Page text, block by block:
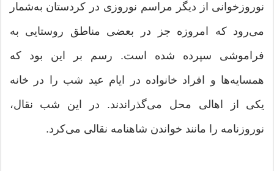
نوروزخوانی از دیگر مراسم نوروزی در کردستان به‌شمار
می‌رود که امروزه جز در بعضی مناطق روستایی به
فراموشی سپرده شده است. رسم بر این بود که
همسایه‌ها و افراد خانواده در ایام عید شب را در خانه
یکی از اهالی محل می‌گذراندند. در این شب نقال،
نوروزنامه را مانند خواندن شاهنامه نقالی می‌کرد.